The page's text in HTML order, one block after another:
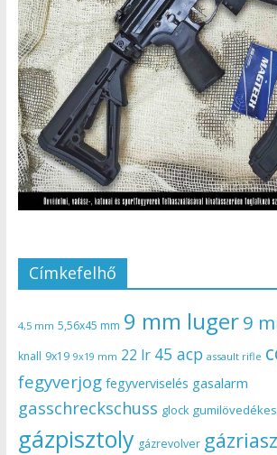
Címkefelhő
4,5 mm 5,56x45 mm 9 mm luger9
knall 9x19 9x19 mm 22 lr 45 acp assault rifle
fegyverjog fegyverviselés gasalarm
gasschreckschuss glock gumilövedékes
gázpisztoly gázrevolver